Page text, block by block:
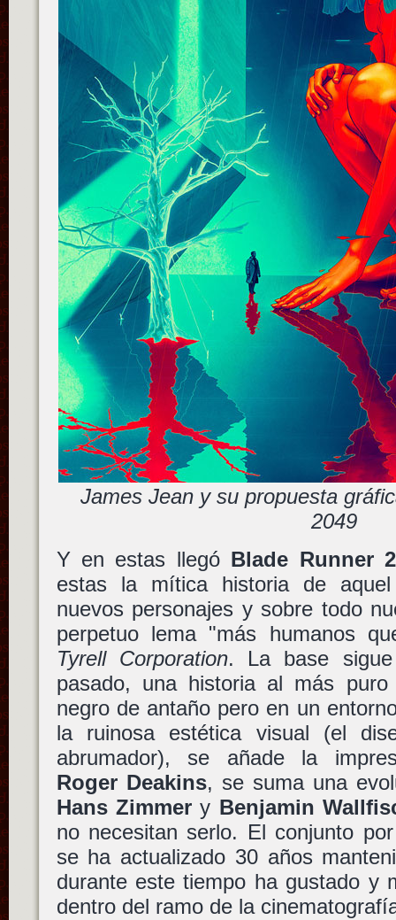
James Jean y su propuesta
2049
Y en estas llegó Blade Runner
estas la mítica historia de
nuevos personajes y sobre todo
perpetuo lema "más humanos
Tyrell Corporation. La base
pasado, una historia al más
negro de antaño pero en un
la ruinosa estética visual (el
abrumador), se añade la
Roger Deakins, se suma una
Hans Zimmery Benjamin
no necesitan serlo. El conjunto
se ha actualizado 30 años
durante este tiempo ha gustado y
dentro del ramo de la